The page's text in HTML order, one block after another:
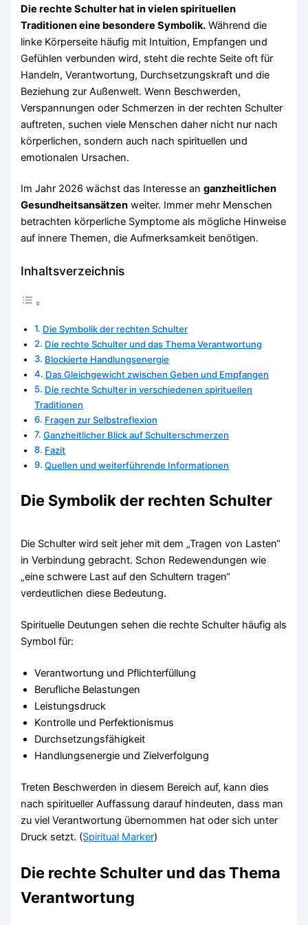
Die rechte Schulter hat in vielen spirituellen
Traditionen eine besondere Symbolik. Während die
linke Körperseite häufig mit Intuition, Empfangen und
Gefühlen verbunden wird, steht die rechte Seite oft für
Handeln, Verantwortung, Durchsetzungskraft und die
Beziehung zur Außenwelt. Wenn Beschwerden,
Verspannungen oder Schmerzen in der rechten Schulter
auftreten, suchen viele Menschen daher nicht nur nach
körperlichen, sondern auch nach spirituellen und
emotionalen Ursachen.
Im Jahr 2026 wächst das Interesse anganzheitlichen
Gesundheitsansätzen weiter. Immer mehr Menschen
betrachten körperliche Symptome als mögliche Hinweise
auf innere Themen, die Aufmerksamkeit benötigen.
Inhaltsverzeichnis
Die Symbolik der rechten Schulter
Die rechte Schulter und das Thema Verantwortung
Blockierte Handlungsenergie
Das Gleichgewicht zwischen Geben und Empfangen
Die rechte Schulter in verschiedenen spirituellen
Traditionen
Fragen zur Selbstreflexion
Ganzheitlicher Blick auf Schulterschmerzen
Fazit
Quellen und weiterführende Informationen
Die Symbolik der rechten Schulter
Die Schulter wird seit jeher mit dem „Tragen von Lasten“
in Verbindung gebracht. Schon Redewendungen wie
„eine schwere Last auf den Schultern tragen“
verdeutlichen diese Bedeutung.
Spirituelle Deutungen sehen die rechte Schulter häufig als
Symbol für:
Verantwortung und Pflichterfüllung
Berufliche Belastungen
Leistungsdruck
Kontrolle und Perfektionismus
Durchsetzungsfähigkeit
Handlungsenergie und Zielverfolgung
Treten Beschwerden in diesem Bereich auf, kann dies
nach spiritueller Auffassung darauf hindeuten, dass man
zu viel Verantwortung übernommen hat oder sich unter
Druck setzt. (Spiritual Marker)
Die rechte Schulter und das Thema
Verantwortung